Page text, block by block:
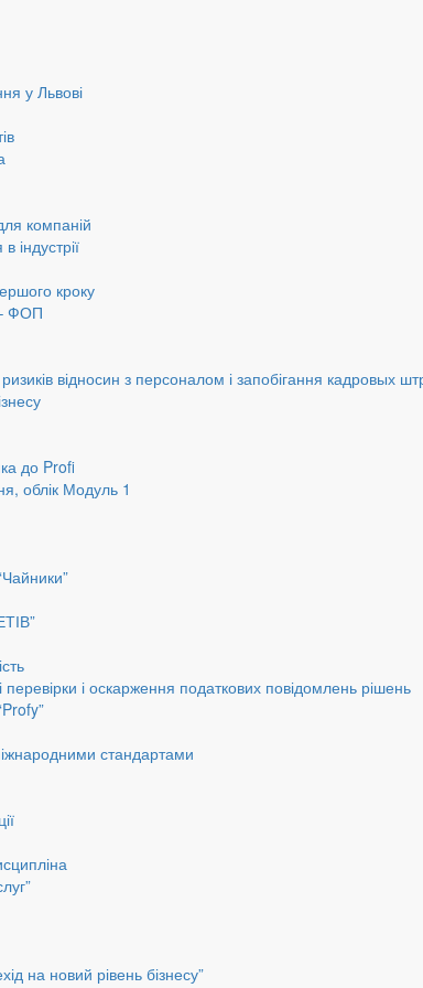
у Львові
компаній
індустрії
кроку
– ФОП
відносин з персоналом і запобігання кадровых
до Profi
облік Модуль 1
перевірки і оскарження податкових повідомлень рішень
стандартами
на новий рівень бізнесу”